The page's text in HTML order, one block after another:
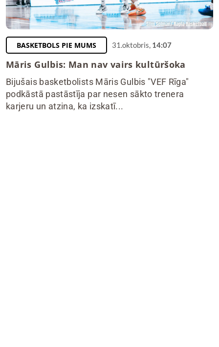
BASKETBOLS PIE MUMS 31.oktobris, 14:07
Māris Gulbis: Man nav vairs kultūršoka
Bijušais basketbolists Māris Gulbis "VEF Rīga"
podkāstā pastāstīja par nesen sākto trenera
karjeru un atzina, ka izskatī...